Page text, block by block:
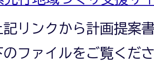
記リンクから計画提案
のファイルをご覧くだ